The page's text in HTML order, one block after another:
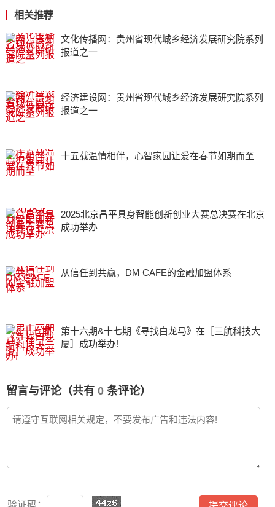
相关推荐
文化传播网：贵州省现代城乡经济发展研究院系列
报道之一
经济建设网：贵州省现代城乡经济发展研究院系列
报道之一
十五载温情相伴，心智家园让爱在春节如期而至
2025北京昌平具身智能创新创业大赛总决赛在北京
成功举办
从信任到共赢，DM CAFE的金融加盟体系
第十六期&十七期《寻找白龙马》在［三航科技大
厦］成功举办!
留言与评论（共有 0条评论）